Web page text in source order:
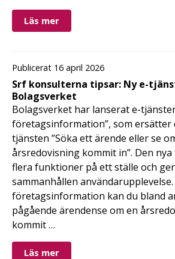
Läs mer
Publicerat 16 april 2026
Srf konsulterna tipsar: Ny e-
Bolagsverket
Bolagsverket har lanserat e-
företagsinformation”, som ersätter
tjänsten ”Söka ett ärende eller se
årsredovisning kommit in”. Den
flera funktioner på ett ställe och
sammanhållen användarupplevelse.
företagsinformation kan du bland
pågående ärendense om en
kommit …
Läs mer